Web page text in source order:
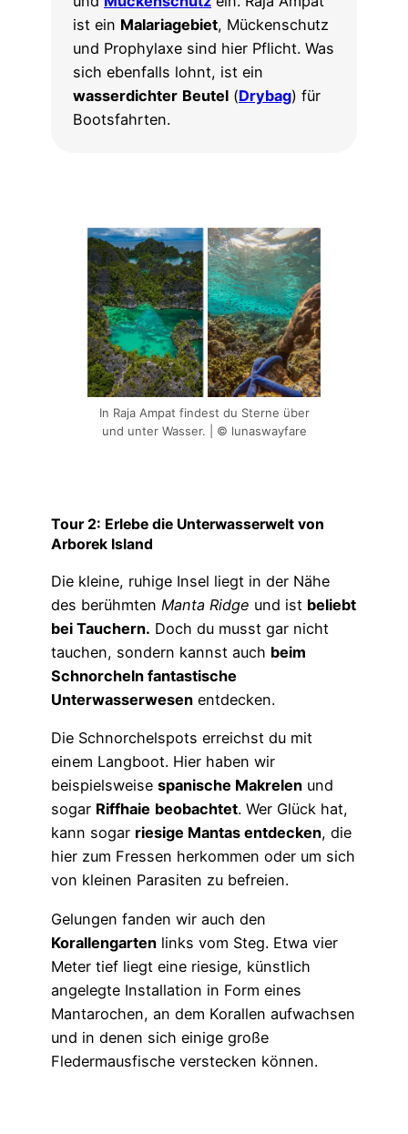
ist ein Malariagebiet, Mückenschutz
und Prophylaxe sind hier Pflicht. Was
sich ebenfalls lohnt, ist ein
wasserdichter Beutel (Drybag) für
Bootsfahrten.
In Raja Ampat findest du Sterne über
und unter Wasser. | © lunaswayfare
Tour 2: Erlebe die Unterwasserwelt von
Arborek Island
Die kleine, ruhige Insel liegt in der Nähe
des berühmten Manta Ridge und ist beliebt
bei Tauchern. Doch du musst gar nicht
tauchen, sondern kannst auch beim
Schnorcheln fantastische
Unterwasserwesen entdecken.
Die Schnorchelspots erreichst du mit
einem Langboot. Hier haben wir
beispielsweise spanische Makrelen und
sogar Riffhaie beobachtet. Wer Glück hat,
kann sogar riesige Mantas entdecken, die
hier zum Fressen herkommen oder um sich
von kleinen Parasiten zu befreien.
Gelungen fanden wir auch den
Korallengarten links vom Steg. Etwa vier
Meter tief liegt eine riesige, künstlich
angelegte Installation in Form eines
Mantarochen, an dem Korallen aufwachsen
und in denen sich einige große
Fledermausfische verstecken können.